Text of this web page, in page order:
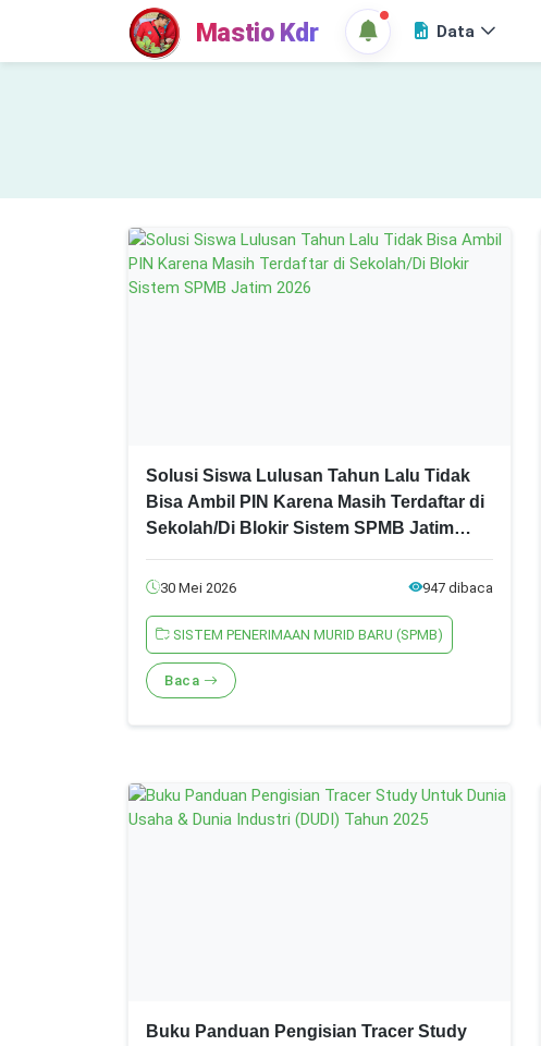
Mastio Kdr Data
Solusi Siswa Lulusan Tahun Lalu Tidak
Bisa Ambil PIN Karena Masih Terdaftar di
Sekolah/Di Blokir Sistem SPMB Jatim
30 Mei 2026 947 dibaca
SISTEM PENERIMAAN MURID BARU (SPMB)
Baca
Buku Panduan Pengisian Tracer Study